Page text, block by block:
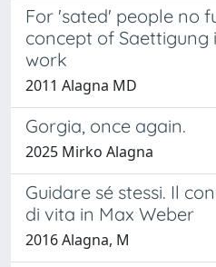
For 'sated' people no
concept of Saettigung
work
2011 Alagna MD
Gorgia, once again.
2025 Mirko Alagna
Guidare sé stessi. Il
di vita in Max Weber
2016 Alagna, M